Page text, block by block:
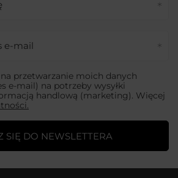
e-mail
przetwarzanie moich danych
e-mail) na potrzeby wysyłki
handlową (marketing). Więcej
SIĘ DO NEWSLETTERA